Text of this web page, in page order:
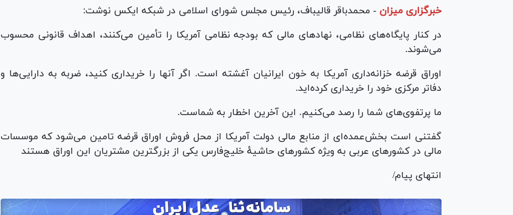
خبرگزاری میزان - محمدباقر قالیباف، رئیس مجلس شورای اسلامی در شبکه ایکس نوشت:
در کنار پایگاه‌های نظامی، نهاد‌های مالی که بودجه نظامی آمریکا را تأمین می‌کنند، اهداف قانونی محسوب
می‌شوند.
اوراق قرضه خزانه‌داری آمریکا به خون ایرانیان آغشته است. اگر آنها را خریداری کنید، ضربه به دارایی‌ها و
دفاتر مرکزی خود را خریداری کرده‌اید.
ما پرتفوی‌های شما را رصد می‌کنیم. این آخرین اخطار به شماست.
گفتنی است بخش‌عمده‌ای از منابع مالی دولت آمریکا از محل فروش اوراق قرضه تامین می‌شود که موسسات
مالی در کشور‌های عربی به ویژه کشور‌های حاشیهٔ خلیج‌فارس یکی از بزرگترین مشتریان این اوراق هستند
انتهای پیام/